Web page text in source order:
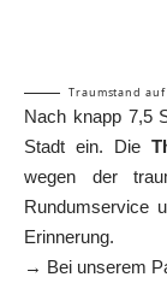
Traumstand
Nach knapp 7,5
Stadt ein. Die
wegen der
Rundumservice
Erinnerung.
→ Bei unserem